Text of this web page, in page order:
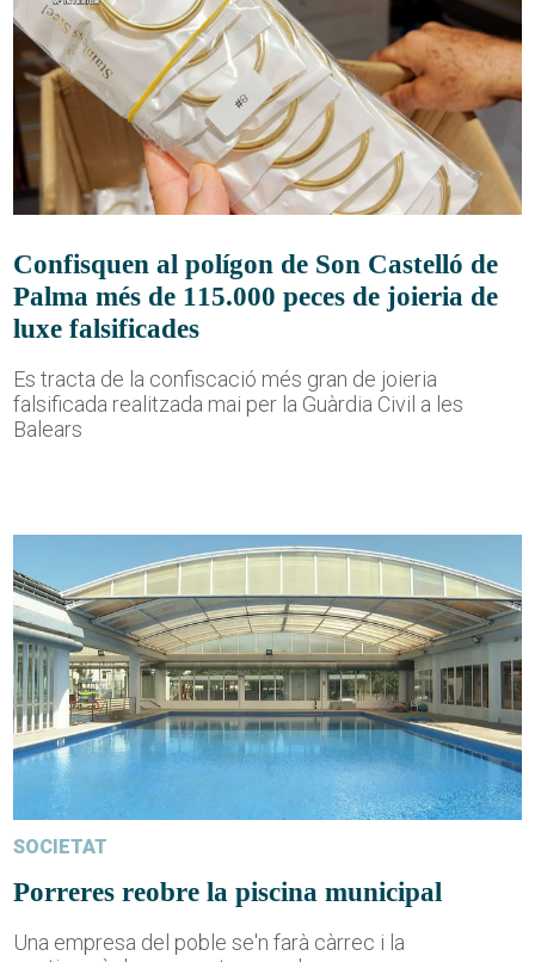
Confisquen al polígon de Son Castelló de
Palma més de 115.000 peces de joieria de
luxe falsificades
Es tracta de la confiscació més gran de joieria
falsificada realitzada mai per la Guàrdia Civil a les
Balears
SOCIETAT
Porreres reobre la piscina municipal
Una empresa del poble se'n farà càrrec i la